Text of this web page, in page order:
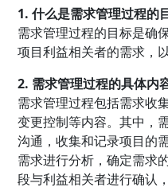
1. 什么是需求管理过程的
需求管理过程的目标是确
项目利益相关者的需求，
2. 需求管理过程的具体内
需求管理过程包括需求收
变更控制等内容。其中，
沟通，收集和记录项目的
需求进行分析，确定需求
段与利益相关者进行确认